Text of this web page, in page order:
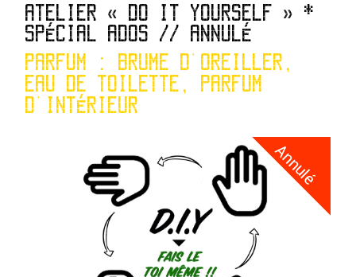
ATELIER « DO IT YOURSELF » *
SPÉCIAL ADOS // ANNULÉ
PARFUM : BRUME D'OREILLER,
EAU DE TOILETTE, PARFUM
D'INTÉRIEUR
Annulé